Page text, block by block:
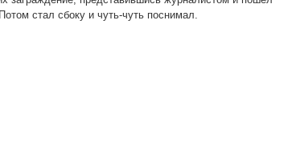
стал сбоку и чуть-чуть поснимал.